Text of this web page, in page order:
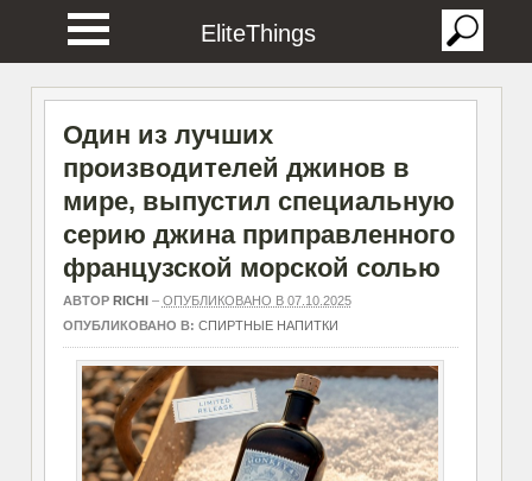
EliteThings
Один из лучших
производителей джинов в
мире, выпустил специальную
серию джина приправленного
французской морской солью
АВТОР RICHI– ОПУБЛИКОВАНО В 07.10.2025
ОПУБЛИКОВАНО В: СПИРТНЫЕ НАПИТКИ